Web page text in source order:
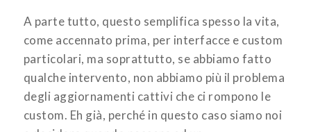
A parte tutto, questo semplifica spesso la vita,
come accennato prima, per interfacce e custom
particolari, ma soprattutto, se abbiamo fatto
qualche intervento, non abbiamo più il problema
degli aggiornamenti cattivi che ci rompono le
custom. Eh già, perché in questo caso siamo noi